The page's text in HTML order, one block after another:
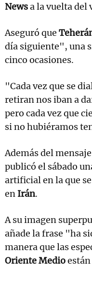
Newsa la vuelta del
Aseguró que
día siguiente", una
cinco ocasiones.
"Cada vez que se
retiran nos iban a
pero cada vez que
si no hubiéramos
Además del
publicó el sábado
artificial en la que
en Irán.
A su imagen
añade la frase "ha
manera que las
Oriente Medio